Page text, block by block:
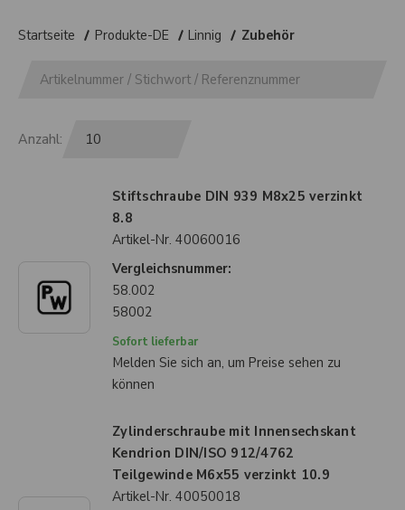
Startseite Produkte-DE Linnig Zubehör
Anzahl:
Stiftschraube DIN 939 M8x25 verzinkt
8.8
Artikel-Nr. 40060016
Vergleichsnummer:
58.002
58002
Sofort lieferbar
Melden Sie sich an, um Preise sehen zu
können
Zylinderschraube mit Innensechskant
Kendrion DIN/ISO 912/4762
Teilgewinde M6x55 verzinkt 10.9
Artikel-Nr. 40050018